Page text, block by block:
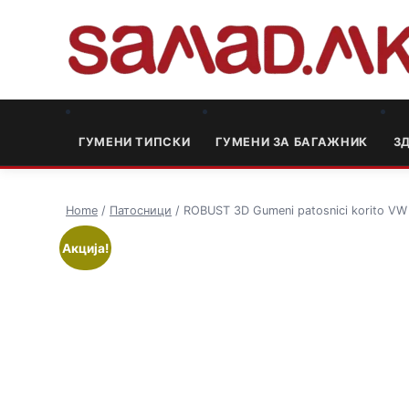
ГУМЕНИ ТИПСКИ ГУМЕНИ ЗА БАГАЖНИК
Home / Патосници / ROBUST 3D Gumeni patosnici korito
Акција!